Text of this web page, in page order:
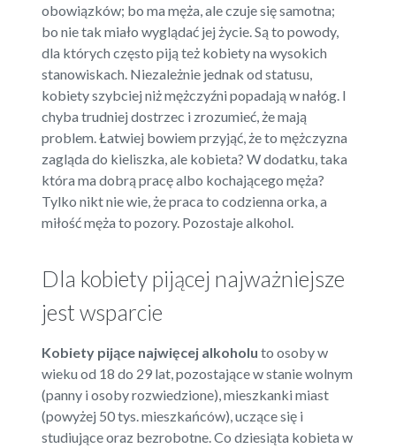
obowiązków; bo ma męża, ale czuje się samotna;
bo nie tak miało wyglądać jej życie. Są to powody,
dla których często piją też kobiety na wysokich
stanowiskach. Niezależnie jednak od statusu,
kobiety szybciej niż mężczyźni popadają w nałóg. I
chyba trudniej dostrzec i zrozumieć, że mają
problem. Łatwiej bowiem przyjąć, że to mężczyzna
zagląda do kieliszka, ale kobieta? W dodatku, taka
która ma dobrą pracę albo kochającego męża?
Tylko nikt nie wie, że praca to codzienna orka, a
miłość męża to pozory. Pozostaje alkohol.
Dla kobiety pijącej najważniejsze
jest wsparcie
Kobiety pijące najwięcej alkoholu to osoby w
wieku od 18 do 29 lat, pozostające w stanie wolnym
(panny i osoby rozwiedzione), mieszkanki miast
(powyżej 50 tys. mieszkańców), uczące się i
studiujące oraz bezrobotne. Co dziesiąta kobieta w